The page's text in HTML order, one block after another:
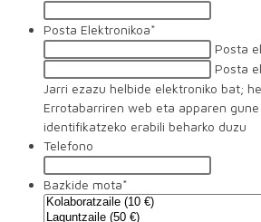
Posta Elektronikoa*
Posta
Posta
Jarri ezazu helbide elektroniko bat;
Errotabarriren web eta apparen
identifikatzeko erabili beharko duzu
Telefono
Bazkide mota*